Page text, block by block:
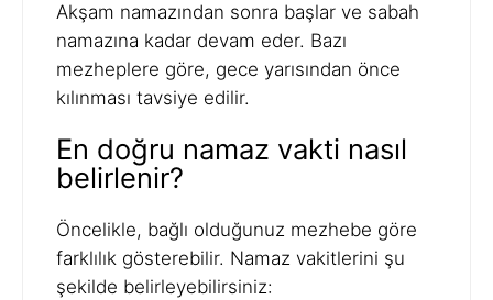
Akşam namazından sonra başlar ve sabah
namazına kadar devam eder. Bazı
mezheplere göre, gece yarısından önce
kılınması tavsiye edilir.
En doğru namaz vakti nasıl
belirlenir?
Öncelikle, bağlı olduğunuz mezhebe göre
farklılık gösterebilir. Namaz vakitlerini şu
şekilde belirleyebilirsiniz: